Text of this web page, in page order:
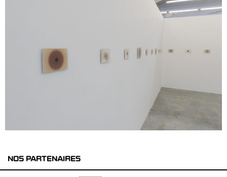
NOS PARTENAIRES